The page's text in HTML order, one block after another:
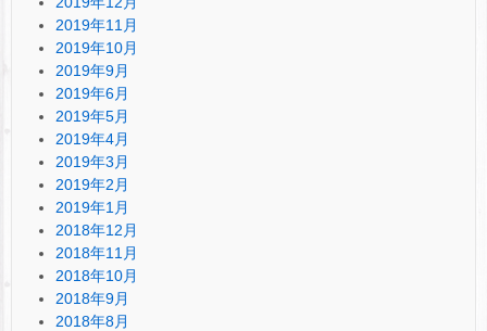
2019年11月
2019年10月
2019年9月
2019年6月
2019年5月
2019年4月
2019年3月
2019年2月
2019年1月
2018年12月
2018年11月
2018年10月
2018年9月
2018年8月